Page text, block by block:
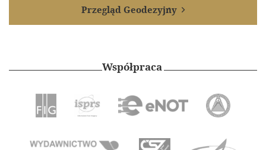
Przegląd Geodezyjny 
Współpraca